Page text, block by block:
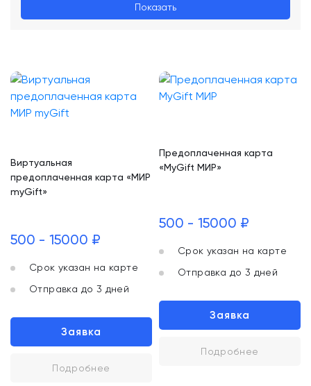
Показать
Виртуальная
предоплаченная карта «МИР
myGift»
500 - 15000 ₽
Срок указан на карте
Отправка до 3 дней
Заявка
Подробнее
Предоплаченная карта
«MyGift МИР»
500 - 15000 ₽
Срок указан на карте
Отправка до 3 дней
Заявка
Подробнее